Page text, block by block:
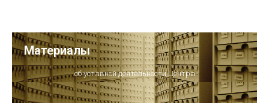
Материалы
об уставной деятельности Центра